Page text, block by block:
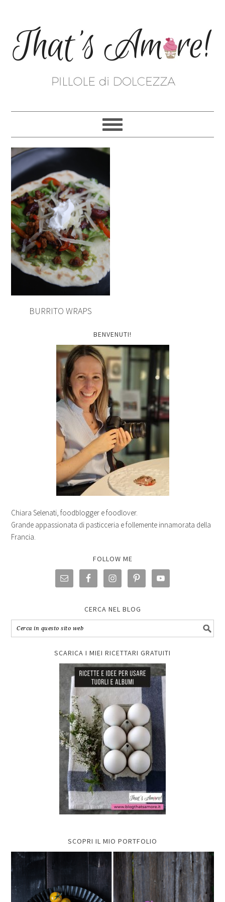
BURRITO WRAPS
BENVENUTI!
Chiara Selenati, foodblogger e foodlover.
Grande appassionata di pasticceria e follemente innamorata della
Francia.
FOLLOW ME
CERCA NEL BLOG
SCARICA I MIEI RICETTARI GRATUITI
SCOPRI IL MIO PORTFOLIO